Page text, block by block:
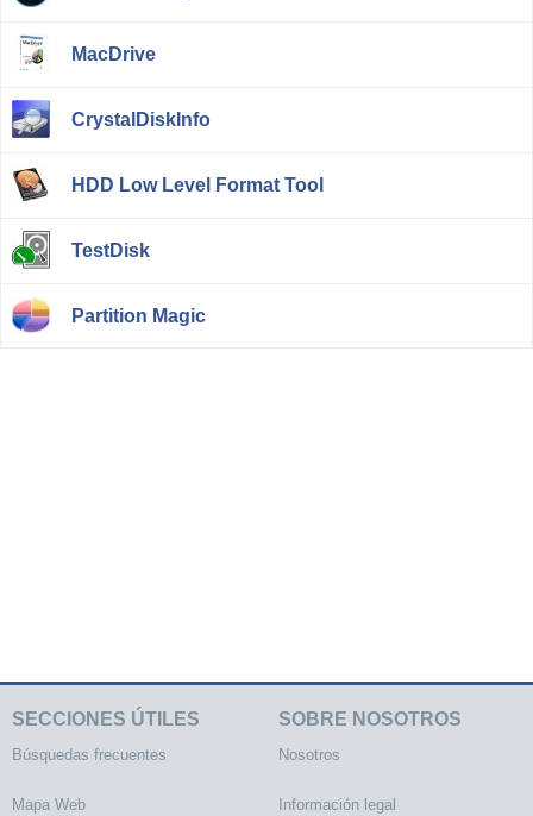
MacDrive
CrystalDiskInfo
HDD Low Level Format Tool
TestDisk
Partition Magic
SECCIONES ÚTILES
Búsquedas frecuentes
Mapa Web
SOBRE NOSOTROS
Nosotros
Información legal